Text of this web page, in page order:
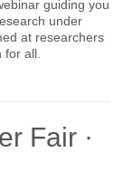
guiding you
under
at researchers
all.
Fair ·